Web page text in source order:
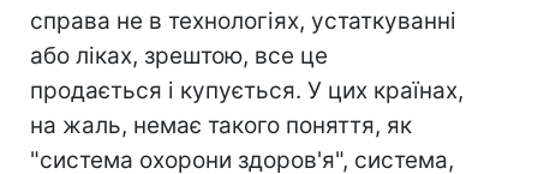
справа не в технологіях, устаткуванні
або ліках, зрештою, все це
продається і купується. У цих країнах,
на жаль, немає такого поняття, як
"система охорони здоров'я", система,